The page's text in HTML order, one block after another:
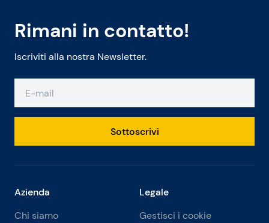
Rimani in contatto!
Iscriviti alla nostra Newsletter.
Sottoscrivi
Azienda
Chi siamo
Legale
Gestisci i cookie